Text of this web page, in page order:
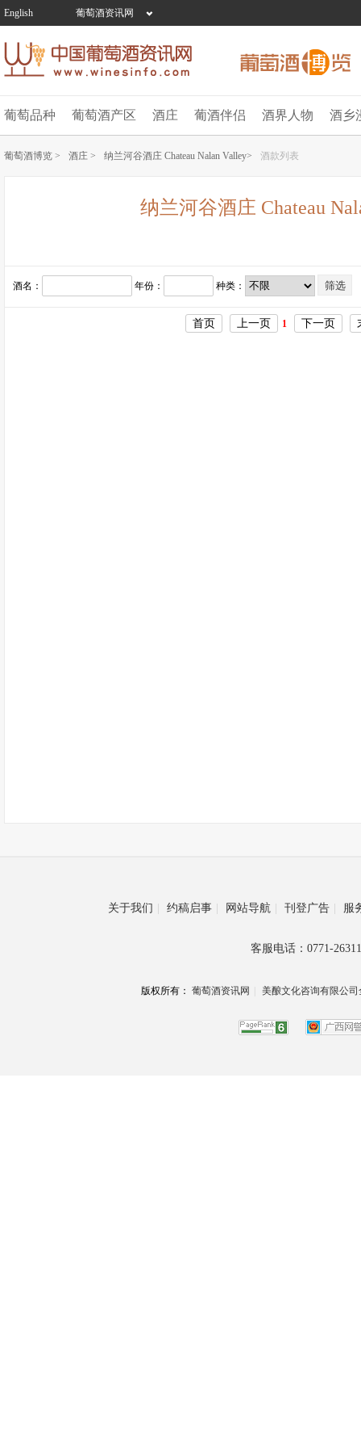
English 葡萄酒资讯网
葡萄品种 葡萄酒产区 酒庄 葡酒伴侣 酒界人物 酒乡
葡萄酒博览 > 酒庄 > 纳兰河谷酒庄 Chateau Nalan Valley> 酒款列表
纳兰河谷酒庄 Chateau
酒名： 年份： 种类：
首页 上一页 1 下一页
关于我们 约稿启事 网站导航 刊登广告 服
客服电话：0771-
版权所有： 葡萄酒资讯网 美酿文化咨询有限公司